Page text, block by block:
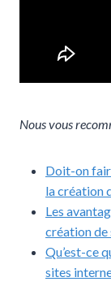
Nous vous
Doit-on
la création
Les
création
Qu’est-ce
sites